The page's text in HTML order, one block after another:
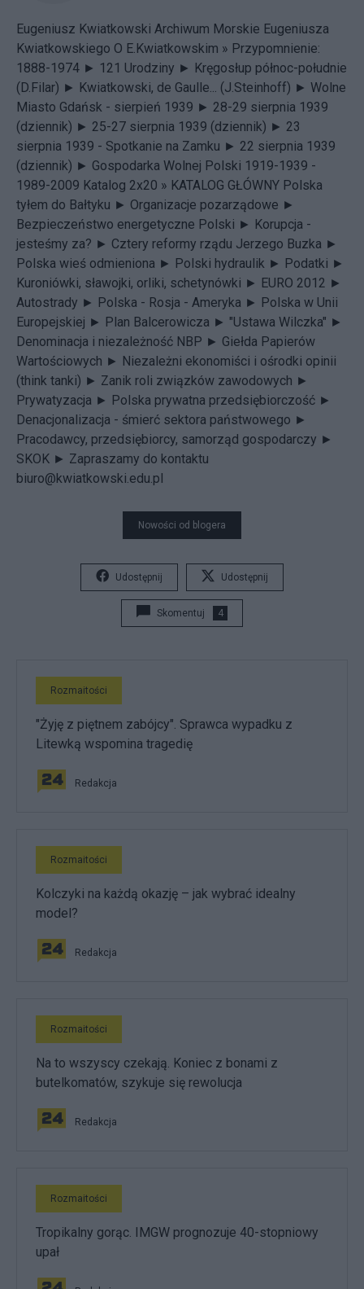
Eugeniusz Kwiatkowski Archiwum Morskie Eugeniusza
Kwiatkowskiego O E.Kwiatkowskim » Przypomnienie:
1888-1974 ► 121 Urodziny ► Kręgosłup północ-południe
(D.Filar) ► Kwiatkowski, de Gaulle... (J.Steinhoff) ► Wolne
Miasto Gdańsk - sierpień 1939 ► 28-29 sierpnia 1939
(dziennik) ► 25-27 sierpnia 1939 (dziennik) ► 23
sierpnia 1939 - Spotkanie na Zamku ► 22 sierpnia 1939
(dziennik) ► Gospodarka Wolnej Polski 1919-1939 -
1989-2009 Katalog 2x20 » KATALOG GŁÓWNY Polska
tyłem do Bałtyku ► Organizacje pozarządowe ►
Bezpieczeństwo energetyczne Polski ► Korupcja -
jesteśmy za? ► Cztery reformy rządu Jerzego Buzka ►
Polska wieś odmieniona ► Polski hydraulik ► Podatki ►
Kuroniówki, sławojki, orliki, schetynówki ► EURO 2012 ►
Autostrady ► Polska - Rosja - Ameryka ► Polska w Unii
Europejskiej ► Plan Balcerowicza ► "Ustawa Wilczka" ►
Denominacja i niezależność NBP ► Giełda Papierów
Wartościowych ► Niezależni ekonomiści i ośrodki opinii
(think tanki) ► Zanik roli związków zawodowych ►
Prywatyzacja ► Polska prywatna przedsiębiorczość ►
Denacjonalizacja - śmierć sektora państwowego ►
Pracodawcy, przedsiębiorcy, samorząd gospodarczy ►
SKOK ► Zapraszamy do kontaktu
biuro@kwiatkowski.edu.pl
Nowości od blogera
Udostępnij Udostępnij
Skomentuj 4
Rozmaitości
"Żyję z piętnem zabójcy". Sprawca wypadku z
Litewką wspomina tragedię
Redakcja
Rozmaitości
Kolczyki na każdą okazję – jak wybrać idealny
model?
Redakcja
Rozmaitości
Na to wszyscy czekają. Koniec z bonami z
butelkomatów, szykuje się rewolucja
Redakcja
Rozmaitości
Tropikalny gorąc. IMGW prognozuje 40-stopniowy
upał